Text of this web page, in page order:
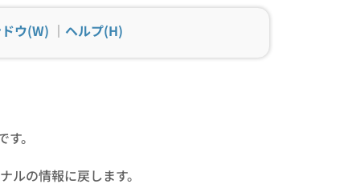
ウ(W) ｜ ヘルプ(H)
。
の情報に戻します。